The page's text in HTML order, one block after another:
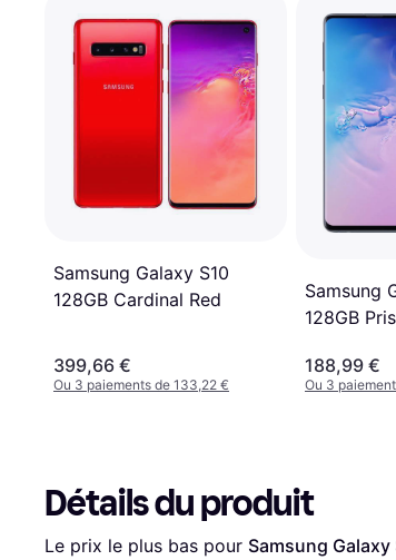
Samsung Galaxy S10
128GB Cardinal Red
399,66 €
Ou 3 paiements de 133,22 €
Samsung
128GB
188,99 €
Ou 3
Détails du produit
Le prix le plus bas pour Samsung Galaxy